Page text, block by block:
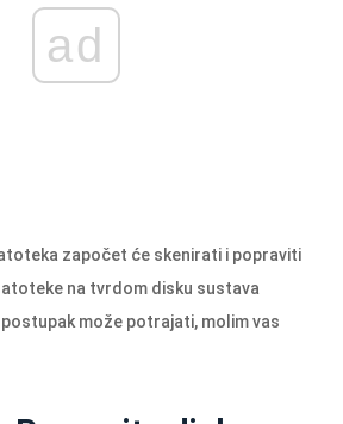
ad
započet će skenirati i popraviti
na tvrdom disku sustava
može potrajati, molim vas